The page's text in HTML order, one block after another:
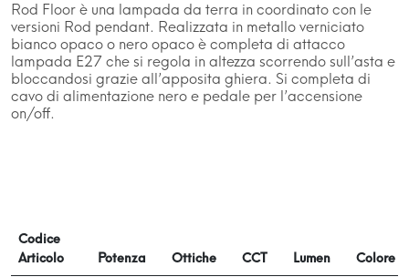
Rod Floor è una lampada da terra in coordinato con le
versioni Rod pendant. Realizzata in metallo verniciato
bianco opaco o nero opaco è completa di attacco
lampada E27 che si regola in altezza scorrendo sull’asta e
bloccandosi grazie all’apposita ghiera. Si completa di
cavo di alimentazione nero e pedale per l’accensione
on/off.
Codice
Articolo
Potenza Ottiche CCT Lumen Colore